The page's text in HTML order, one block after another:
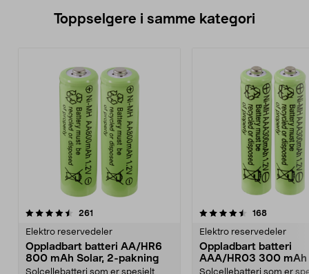
Toppselgere i samme kategori
261
Elektro reservedeler
Oppladbart batteri AA/HR6
800 mAh Solar, 2-pakning
4.5 av 5 stjerner 168
Elektro reservedeler
Oppladbart batteri
AAA/HR03 300 mAh
2-pakning
4.5 av 5 stjerner